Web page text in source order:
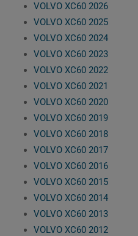
VOLVO XC60 2026
VOLVO XC60 2025
VOLVO XC60 2024
VOLVO XC60 2023
VOLVO XC60 2022
VOLVO XC60 2021
VOLVO XC60 2020
VOLVO XC60 2019
VOLVO XC60 2018
VOLVO XC60 2017
VOLVO XC60 2016
VOLVO XC60 2015
VOLVO XC60 2014
VOLVO XC60 2013
VOLVO XC60 2012